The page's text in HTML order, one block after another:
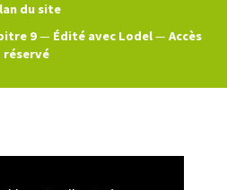
du site
9— Édité avec Lodel— Accès
réservé